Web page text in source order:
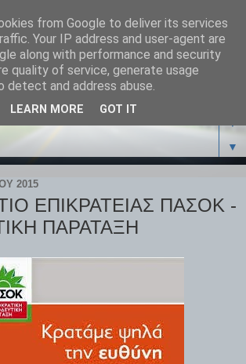
▼
▼
2015
ΕΠΙΚΡΑΤΕΙΑΣ ΠΑΣΟΚ -
ΠΑΡΑΤΑΞΗ
from Google to deliver its services
Your IP address and user-agent are
along with performance and security
quality of service, generate usage
detect and address abuse.
LEARN MORE GOT IT